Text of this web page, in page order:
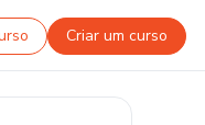
Criar um curso